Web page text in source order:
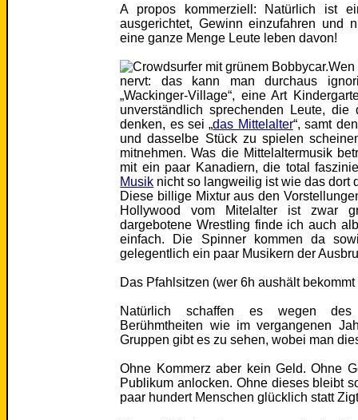
A propos kommerziell: Natürlich ist
ausgerichtet, Gewinn einzufahren und
eine ganze Menge Leute leben davon!
nervt: das kann man durchaus
„Wackinger-Village“, eine Art
unverständlich sprechenden Leute,
denken, es sei „das Mittelalter“, samt
und dasselbe Stück zu spielen
mitnehmen. Was die Mittelaltermusik
mit ein paar Kanadiern, die total
Musik nicht so langweilig ist wie das dort
Diese billige Mixtur aus den
Hollywood vom Mitelalter ist zwar
dargebotene Wrestling finde ich auch
einfach. Die Spinner kommen da
gelegentlich ein paar Musikern der
Das Pfahlsitzen (wer 6h aushält
Natürlich schaffen es wegen des
Berühmtheiten wie im vergangenen
Gruppen gibt es zu sehen, wobei man
Ohne Kommerz aber kein Geld. Ohne
Publikum anlocken. Ohne dieses bleibt
paar hundert Menschen glücklich statt